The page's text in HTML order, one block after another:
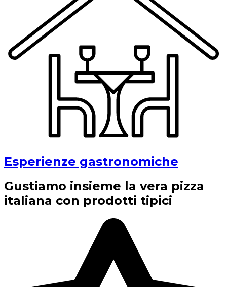
Esperienze gastronomiche
Gustiamo insieme la vera pizza
italiana con prodotti tipici